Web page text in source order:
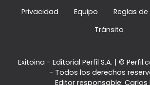
Privacidad
Equipo
Reglas
Tránsito
Exitoina - Editorial Perfil S.A. | ©
- Todos los derechos
Editor responsable: Carlos